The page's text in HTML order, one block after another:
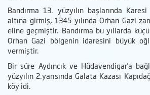
Bandırma 13. yüzyılın başlarında
altına girmiş, 1345 yılında Orhan Gazi
eline geçmiştir. Bandırma bu yıllarda
Orhan Gazi bölgenin idaresini büyük
vermiştir.
Bir süre Aydıncık ve Hüdavendigar'a
yüzyılın 2.yarısında Galata Kazası
köy idi.